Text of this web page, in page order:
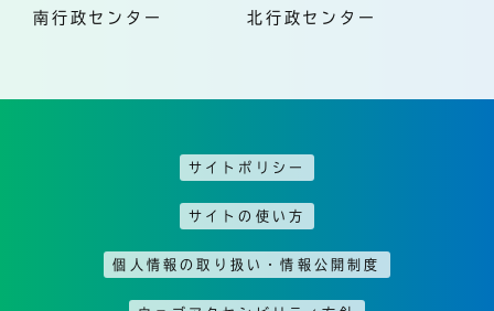
南行政センター
北行政センター
サイトポリシー
サイトの使い方
個人情報の取り扱い・情報公開制度